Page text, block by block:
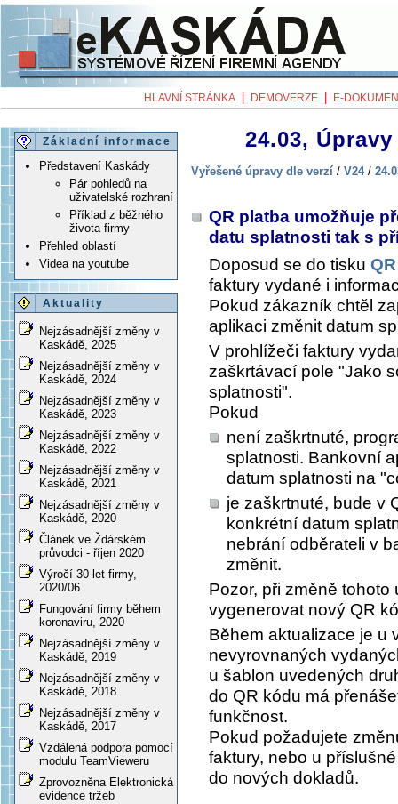
HLAVNÍ STRÁNKA DEMOVERZE E-
Základní informace
Představení Kaskády
Pár pohledů na
uživatelské rozhraní
Příklad z běžného
života firmy
Přehled oblastí
Videa na youtube
Aktuality
Nejzásadnější změny v
Kaskádě, 2025
Nejzásadnější změny v
Kaskádě, 2024
Nejzásadnější změny v
Kaskádě, 2023
Nejzásadnější změny v
Kaskádě, 2022
Nejzásadnější změny v
Kaskádě, 2021
Nejzásadnější změny v
Kaskádě, 2020
Článek ve Ždárském
průvodci - říjen 2020
Výročí 30 let firmy,
2020/06
Fungování firmy během
koronaviru, 2020
Nejzásadnější změny v
Kaskádě, 2019
Nejzásadnější změny v
Kaskádě, 2018
Nejzásadnější změny v
Kaskádě, 2017
Vzdálená podpora pomocí
modulu TeamVieweru
Zprovozněna Elektronická
evidence tržeb
24.03,
Vyřešené úpravy dle verzí / V24/
QR platba umožňuje
datu splatnosti tak s
Doposud se do tisku
faktury vydané i
Pokud zákazník chtěl
aplikaci změnit datum
V prohlížeči faktury
zaškrtávací pole "Jako
splatnosti".
Pokud
není zaškrtnuté,
splatnosti. Bankovní
datum splatnosti na
je zaškrtnuté, bude v
konkrétní datum
nebrání odběrateli v
změnit.
Pozor, při změně
vygenerovat nový QR
Během aktualizace je u
nevyrovnaných
u šablon uvedených
do QR kódu má
funkčnost.
Pokud požadujete
faktury, nebo u
do nových dokladů.